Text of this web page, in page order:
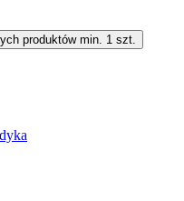
produktów min. 1 szt.